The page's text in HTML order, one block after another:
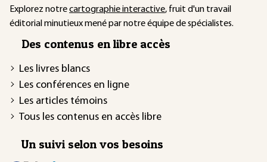
Explorez notrecartographie interactive, fruit d'un travail
éditorial minutieux mené par notre équipe de spécialistes.
Des contenus en libre accès
Les livres blancs
Les conférences en ligne
Les articles témoins
Tous les contenus en accès libre
Un suivi selon vos besoins